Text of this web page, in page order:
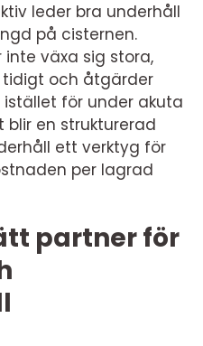
leder bra underhåll
på cisternen.
inte växa sig stora,
och åtgärder
för under akuta
blir en strukturerad
ett verktyg för
per lagrad
partner för